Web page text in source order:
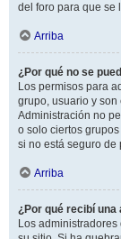
del foro para que se
Arriba
¿Por qué no se
Los permisos para
grupo, usuario y son
Administración no
o solo ciertos
si no está seguro de
Arriba
¿Por qué recibí una
Los